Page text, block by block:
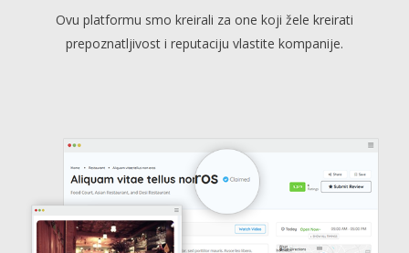
Ovu platformu smo kreirali za one koji žele kreirati
prepoznatljivost i reputaciju vlastite kompanije.